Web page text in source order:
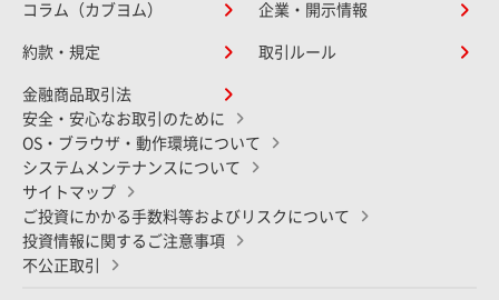
コラム（カブヨム） 企業・開示情報
約款・規定 取引ルール
金融商品取引法
安全・安心なお取引のために
OS・ブラウザ・動作環境について
システムメンテナンスについて
サイトマップ
ご投資にかかる手数料等およびリスクについて
投資情報に関するご注意事項
不公正取引